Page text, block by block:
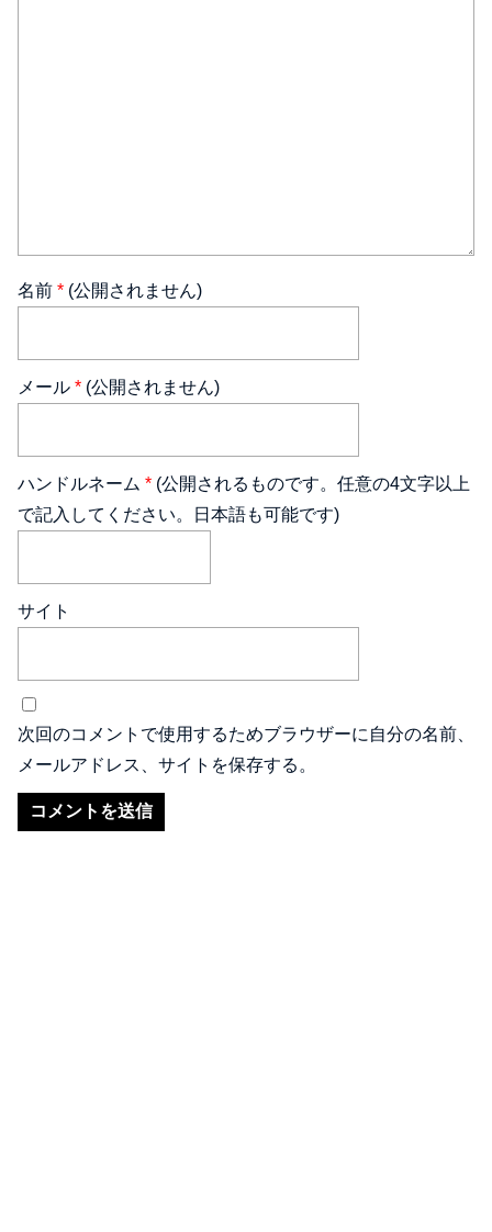
名前 * (公開されません)
メール * (公開されません)
ハンドルネーム * (公開されるものです。任意の4文字以上
で記入してください。日本語も可能です)
サイト
次回のコメントで使用するためブラウザーに自分の名前、
メールアドレス、サイトを保存する。